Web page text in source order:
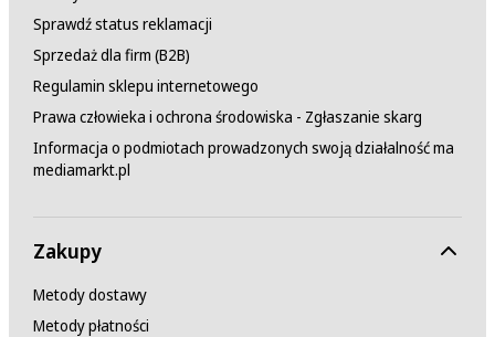
Sprawdź status reklamacji
Sprzedaż dla firm (B2B)
Regulamin sklepu internetowego
Prawa człowieka i ochrona środowiska - Zgłaszanie skarg
Informacja o podmiotach prowadzonych swoją działalność ma
mediamarkt.pl
Zakupy
Metody dostawy
Metody płatności